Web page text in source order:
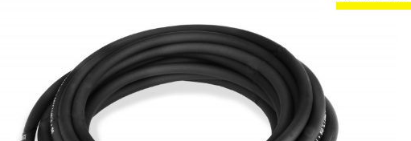
Забыли пароль?